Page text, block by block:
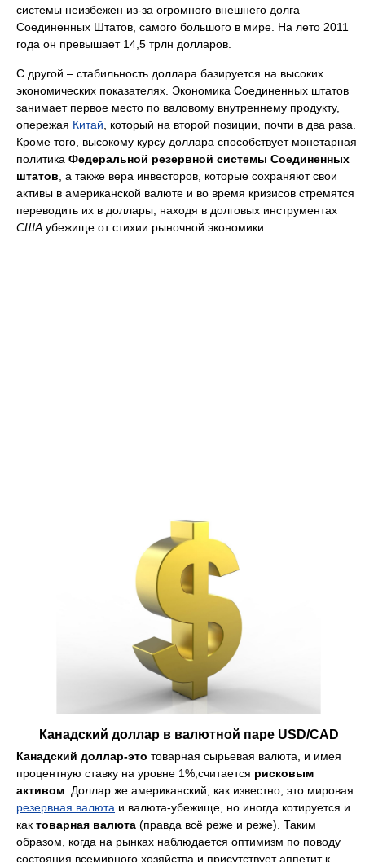
системы неизбежен из-за огромного внешнего долга
Соединенных Штатов, самого большого в мире. На лето 2011
года он превышает 14,5 трлн долларов.
С другой – стабильность доллара базируется на высоких
экономических показателях. Экономика Соединенных штатов
занимает первое место по валовому внутреннему продукту,
опережая Китай , который на второй позиции, почти в два раза.
Кроме того, высокому курсу доллара способствует монетарная
политика Федеральной резервной системы Соединенных
штатов , а также вера инвесторов, которые сохраняют свои
активы в американской валюте и во время кризисов стремятся
переводить их в доллары, находя в долговых инструментах
США убежище от стихии рыночной экономики.
Канадский доллар в валютной паре USD/CAD
Канадский доллар-это товарная сырьевая валюта, и имея
процентную ставку на уровне 1%,считается рисковым
активом . Доллар же американский, как известно, это мировая
резервная валюта и валюта-убежище, но иногда котируется и
как товарная валюта (правда всё реже и реже). Таким
образом, когда на рынках наблюдается оптимизм по поводу
состояния всемирного хозяйства и присутствует аппетит к